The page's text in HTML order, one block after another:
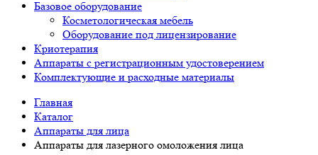
Базовое оборудование
Косметологическая мебель
Оборудование под лицензирование
Криотерапия
Аппараты c регистрационным удостоверением
Комплектующие и расходные материалы
Главная
Каталог
Аппараты для лица
Аппараты для лазерного омоложения лица